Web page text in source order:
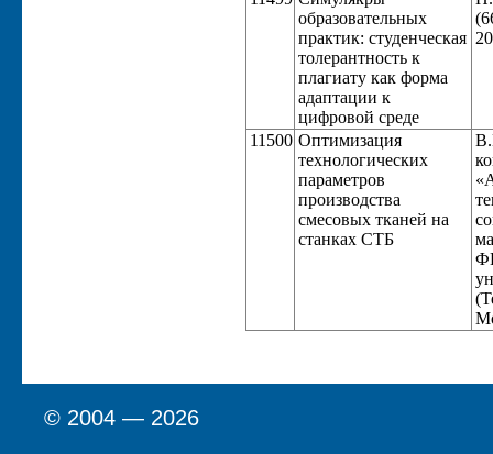
образовательных
практик: студенческая
толерантность к
плагиату как форма
адаптации к
цифровой среде
11500 Оптимизация
технологических
параметров
производства
смесовых тканей на
станках СТБ
© 2004 — 2026